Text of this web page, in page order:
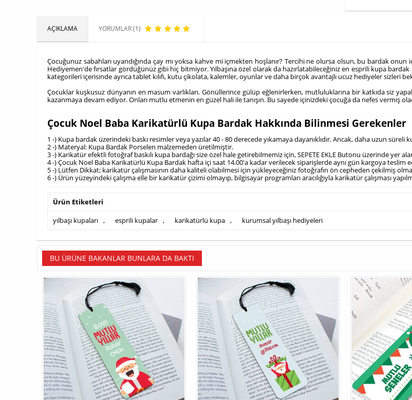
AÇIKLAMA YORUMLAR (1)
Çocuğunuz sabahları uyandığında çay mı yoksa kahve mi içmekten hoşlanır? Tercihi ne olursa olsun, bu bardak
Hediyemen'de fırsatlar gördüğünüz gibi hiç bitmiyor. Yılbaşına özel olarak da hazırlatabileceğiniz en esprili kupa
kategorileri içerisinde ayrıca tablet kılıfı, kutu çikolata, kalemler, oyunlar ve daha birçok avantajlı ucuz hediyeler sizleri
Çocuklar kuşkusuz dünyanın en masum varlıkları. Gönüllerince gülüp eğlenirlerken, mutluluklarına bir katkıda siz
kazanmaya devam ediyor. Onları mutlu etmenin en güzel hali ile tanışın. Bu sayede içinizdeki çocuğa da nefes vermiş
Çocuk Noel Baba Karikatürlü Kupa Bardak Hakkında Bilinmesi Gerekenler
1 -) Kupa bardak üzerindeki baskı resimler veya yazılar 40 - 80 derecede yıkamaya dayanıklıdır. Ancak, daha uzun süreli
2 -) Materyal: Kupa Bardak Porselen malzemeden üretilmiştir.
3 -) Karikatür efektli fotoğraf baskılı kupa bardağı size özel hale getirebilmemiz için, SEPETE EKLE Butonu üzerinde yer
4 -) Çocuk Noel Baba Karikatürlü Kupa Bardak hafta içi saat 14.00'a kadar verilecek siparişlerde aynı gün kargoya teslim
5 -) Lütfen Dikkat; karikatür çalışmasının daha kaliteli olabilmesi için yükleyeceğiniz fotoğrafın ön cepheden çekilmiş
6 -) Ürün yüzeyindeki çalışma elle bir karikatür çizimi olmayıp, bilgisayar programları aracılığıyla karikatür çalışması
Ürün Etiketleri
yılbaşı kupaları , esprili kupalar , karikatürlü kupa , kurumsal yılbaşı hediyeleri
BU ÜRÜNE BAKANLAR BUNLARA DA BAKTI